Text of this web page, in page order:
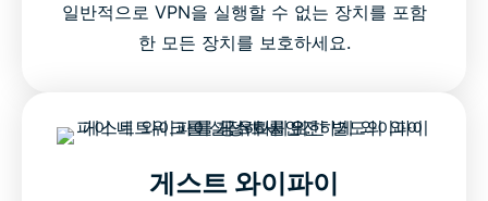
일반적으로 VPN을 실행할 수 없는 장치를 포함
한 모든 장치를 보호하세요.
게스트 와이파이